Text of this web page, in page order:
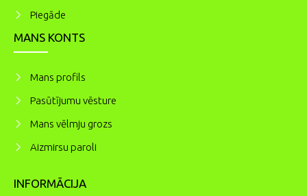
Piegāde
MANS KONTS
Mans profils
Pasūtījumu vēsture
Mans vēlmju grozs
Aizmirsu paroli
INFORMĀCIJA